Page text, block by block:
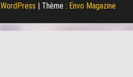
WordPress Thème : Envo Magazine